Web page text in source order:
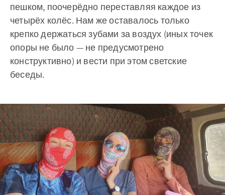
пешком, поочерёдно переставляя каждое из
четырёх колёс. Нам же оставалось только
крепко держаться зубами за воздух (иных точек
опоры не было — не предусмотрено
конструктивно) и вести при этом светские
беседы.